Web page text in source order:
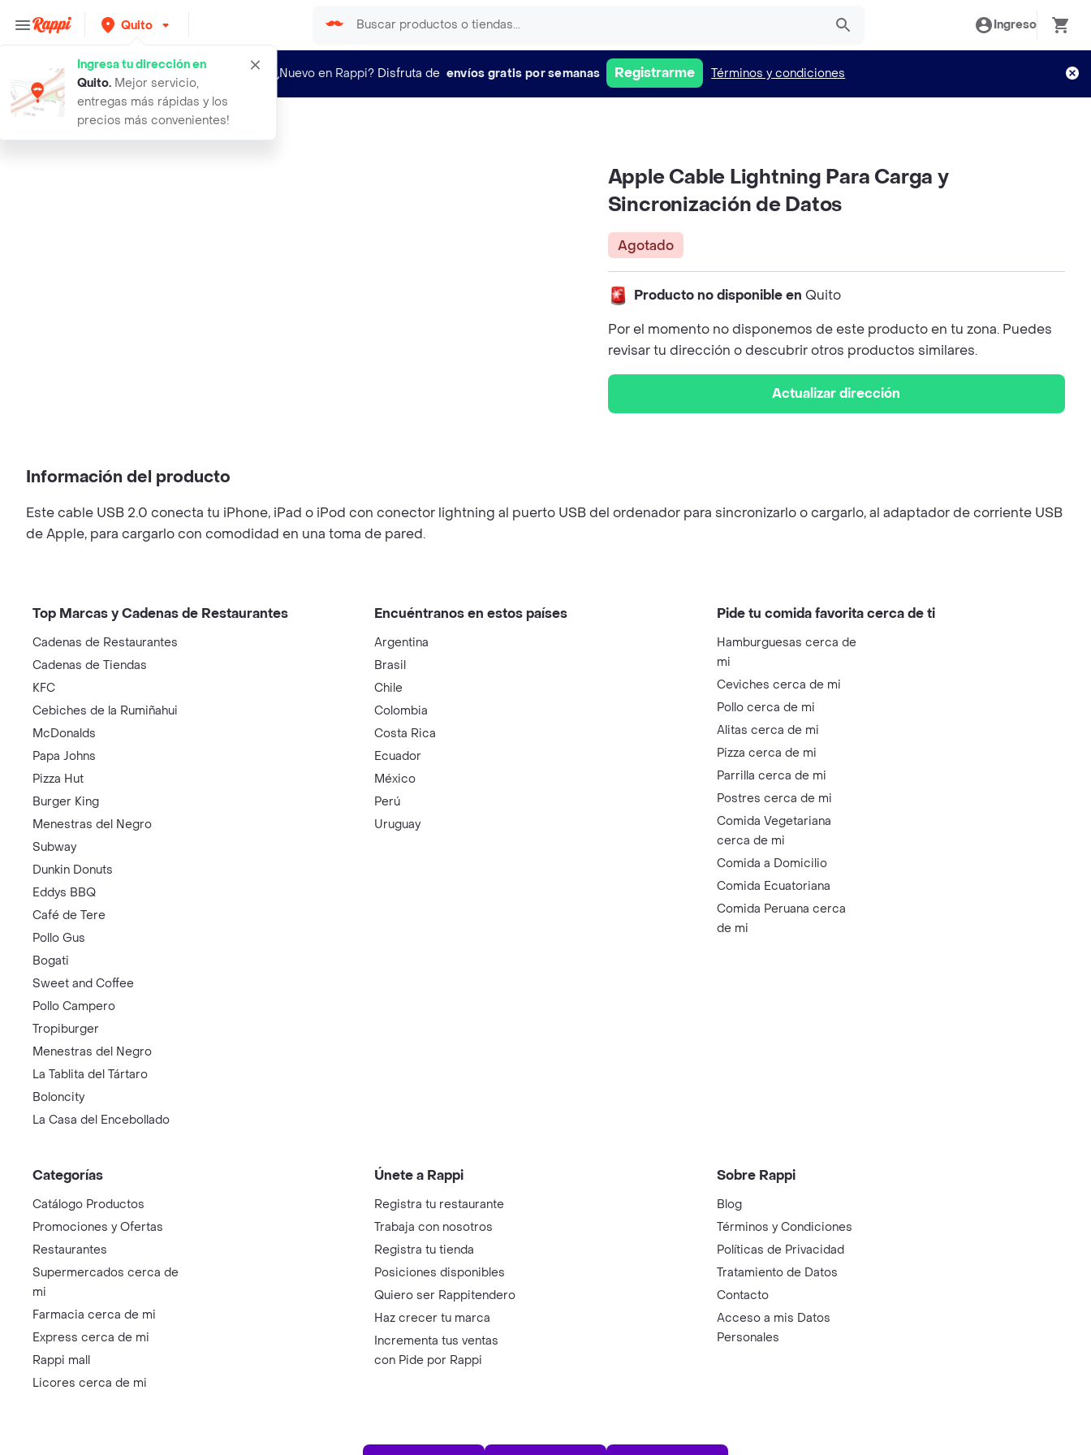
Quito
Ingresa tu dirección en
Quito. Mejor servicio,
entregas más rápidas y los
precios más convenientes!
Ingreso
¿Nuevo en Rappi? Disfruta de envíos gratis por semanas Registrarme Términos y condiciones
apple cable lightning para carga y
Apple Cable Lightning Para Carga y
Sincronización de Datos
Agotado
Producto no disponible en Quito
Por el momento no disponemos de este producto en tu zona. Puedes
revisar tu dirección o descubrir otros productos similares.
Actualizar dirección
Información del producto
Este cable USB 2.0 conecta tu iPhone, iPad o iPod con conector lightning al puerto USB del ordenador para sincronizarlo o cargarlo, al adaptador de corriente USB
de Apple, para cargarlo con comodidad en una toma de pared.
Top Marcas y Cadenas de Restaurantes
Cadenas de Restaurantes
Cadenas de Tiendas
KFC
Cebiches de la Rumiñahui
McDonalds
Papa Johns
Pizza Hut
Burger King
Menestras del Negro
Subway
Dunkin Donuts
Eddys BBQ
Café de Tere
Pollo Gus
Bogati
Sweet and Coffee
Pollo Campero
Tropiburger
Menestras del Negro
La Tablita del Tártaro
Boloncity
La Casa del Encebollado
Encuéntranos en estos países
Argentina
Brasil
Chile
Colombia
Costa Rica
Ecuador
México
Perú
Uruguay
Pide tu comida favorita cerca de ti
Hamburguesas cerca de
mi
Ceviches cerca de mi
Pollo cerca de mi
Alitas cerca de mi
Pizza cerca de mi
Parrilla cerca de mi
Postres cerca de mi
Comida Vegetariana
cerca de mi
Comida a Domicilio
Comida Ecuatoriana
Comida Peruana cerca
de mi
Categorías
Catálogo Productos
Promociones y Ofertas
Restaurantes
Supermercados cerca de
mi
Farmacia cerca de mi
Express cerca de mi
Rappi mall
Licores cerca de mi
Únete a Rappi
Registra tu restaurante
Trabaja con nosotros
Registra tu tienda
Posiciones disponibles
Quiero ser Rappitendero
Haz crecer tu marca
Incrementa tus ventas
con Pide por Rappi
Sobre Rappi
Blog
Términos y Condiciones
Políticas de Privacidad
Tratamiento de Datos
Contacto
Acceso a mis Datos
Personales